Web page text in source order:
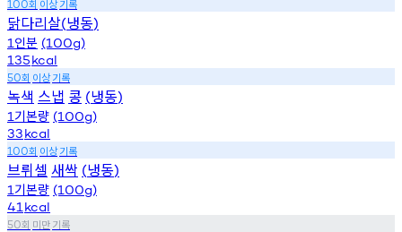
100회 이상기록
닭다리살(냉동)
1 인분 (100g)
135kcal
50회 이상기록
녹색 스냅 콩 (냉동)
1 기본량 (100g)
33kcal
100회 이상기록
브뤼셀 새싹 (냉동)
1 기본량 (100g)
41 kcal
50회 미만기록